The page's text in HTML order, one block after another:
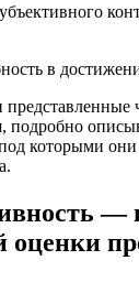
в
подробно
которыми
—
оценки